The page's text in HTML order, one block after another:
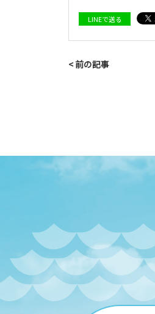
LINEで送る
< 前の記事